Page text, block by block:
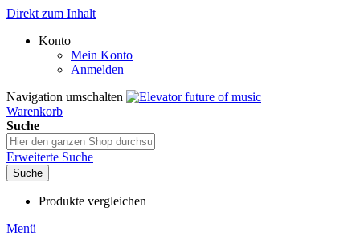
Direkt zum Inhalt
Konto
Mein Konto
Anmelden
Navigation umschalten
Warenkorb
Suche
Erweiterte Suche
Suche
Produkte vergleichen
Menü